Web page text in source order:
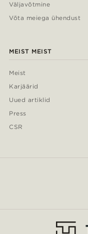
Väljavõtmine
Võta meiega ühendust
MEIST MEIST
Meist
Karjäärid
Uued artiklid
Press
CSR